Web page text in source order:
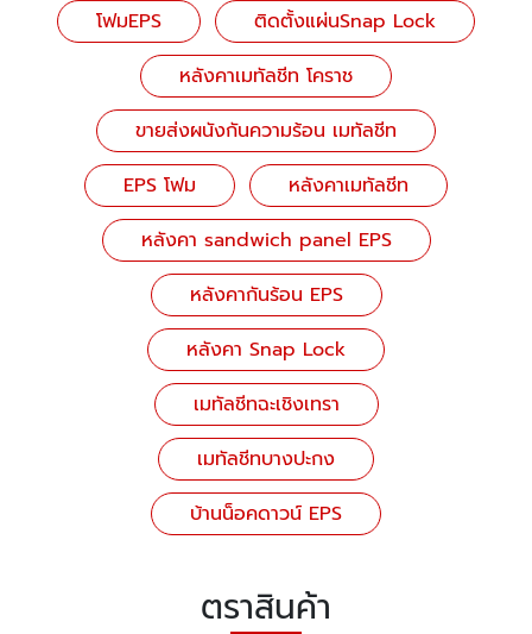
โฟมEPS
ติดตั้งแผ่นSnap Lock
หลังคาเมทัลชีท โคราช
ขายส่งผนังกันความร้อน เมทัลชีท
EPS โฟม
หลังคาเมทัลชีท
หลังคา sandwich panel EPS
หลังคากันร้อน EPS
หลังคา Snap Lock
เมทัลชีทฉะเชิงเทรา
เมทัลชีทบางปะกง
บ้านน็อคดาวน์ EPS
ตราสินค้า